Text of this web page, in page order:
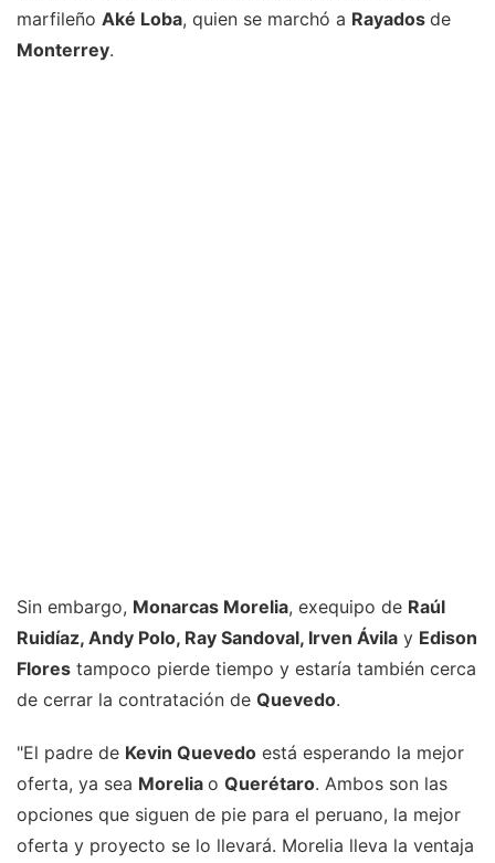
marfileño Aké Loba, quien se marchó a Rayados de
Monterrey.
Sin embargo, Monarcas Morelia, exequipo de Raúl
Ruidíaz, Andy Polo, Ray Sandoval, Irven Ávila y Edison
Flores tampoco pierde tiempo y estaría también cerca
de cerrar la contratación de Quevedo.
"El padre de Kevin Quevedo está esperando la mejor
oferta, ya sea Morelia o Querétaro. Ambos son las
opciones que siguen de pie para el peruano, la mejor
oferta y proyecto se lo llevará. Morelia lleva la ventaja